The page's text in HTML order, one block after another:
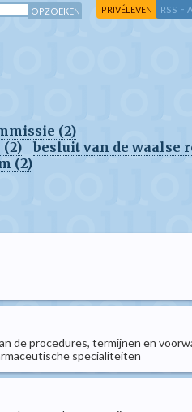
PRIVÉLEVEN RSS -
(2)
(2)
besluit van de waalse
(2)
de procedures, termijnen en
specialiteiten